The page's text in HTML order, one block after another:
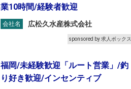
業10時間/経験者歓迎
会社名 広松久水産株式会社
sponsored by 求人ボックス
福岡/未経験歓迎「ルート営業」/釣
り好き歓迎/インセンティブ